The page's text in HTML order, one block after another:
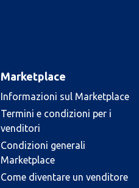
Marketplace
Informazioni sul Marketplace
Termini e condizioni per i
venditori
Condizioni generali
Marketplace
Come diventare un venditore